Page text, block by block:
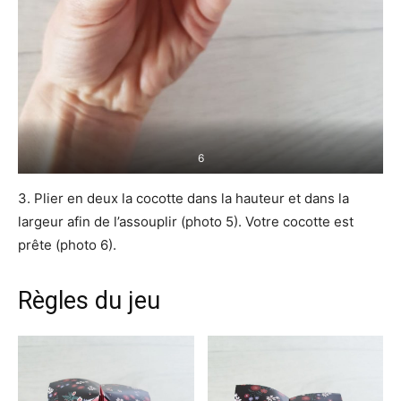
6
3. Plier en deux la cocotte dans la hauteur et dans la
largeur afin de l’assouplir (photo 5). Votre cocotte est
prête (photo 6).
Règles du jeu